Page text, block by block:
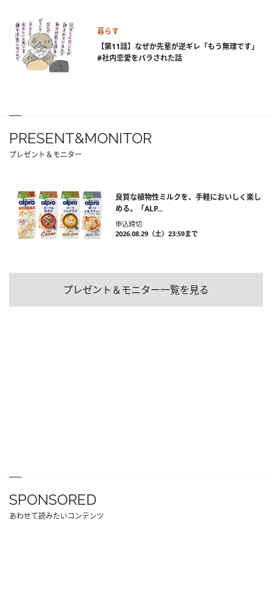
暮らす
【第11話】なぜか先輩が逆ギレ「もう無理です」
#社内恋愛をバラされた話
PRESENT&MONITOR
プレゼント＆モニター
良質な植物性ミルクを、手軽においしく楽し
める。「ALP...
申込締切
2026.08.29（土）23:59まで
プレゼント＆モニター一覧を見る
SPONSORED
あわせて読みたいコンテンツ